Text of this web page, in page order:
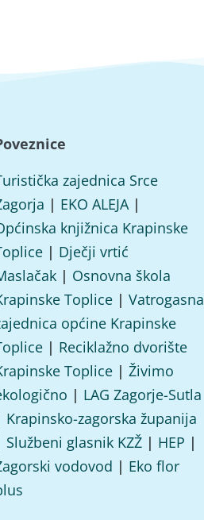
zajednica Srce
| EKO ALEJA|
knjižnica Krapinske
| Dječji vrtić
| Osnovna škola
Toplice | Vatrogasna
općine Krapinske
| Reciklažno dvorište
Toplice | Živimo
| LAG Zagorje-Sutla
Krapinsko-zagorska županija
Službeni glasnik KZŽ | HEP |
vodovod | Eko flor